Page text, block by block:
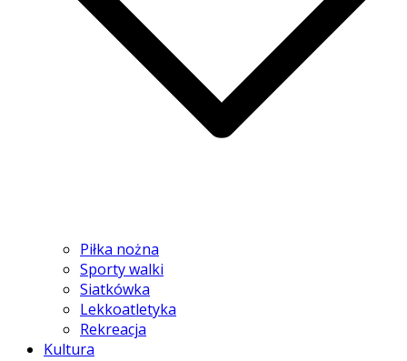
Piłka nożna
Sporty walki
Siatkówka
Lekkoatletyka
Rekreacja
Kultura